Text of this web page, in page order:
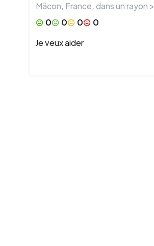
Mâcon, France, dans un rayon >
0
0 0
0
Je veux aider